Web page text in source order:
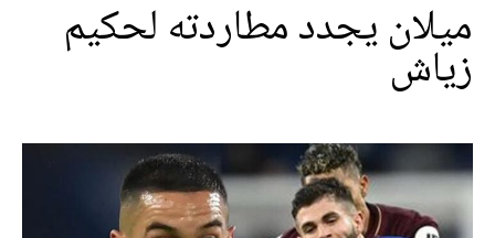
ميلان يجدد مطاردته لحكيم
زياش